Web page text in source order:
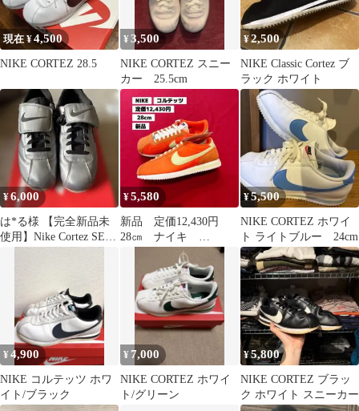
現在 ¥4,500
NIKE CORTEZ 28.5
¥3,500
NIKE CORTEZ スニー
カー 25.5cm
¥2,500
NIKE Classic Cortez ブ
ラック ホワイト
¥6,000
は*る様 【完全新品未
使用】Nike Cortez SEシ
¥5,580
新品 定価12,430円
28㎝ ナイキ
CORTEZ コルテッ
ツ スニーカー
¥5,500
NIKE CORTEZ ホワイ
ト ライトブルー 24cm
¥4,900
NIKE コルテッツ ホワ
イト/ブラック
¥ 7,000
NIKE CORTEZ ホワイ
ト/グリーン
¥5,800
NIKE CORTEZ ブラッ
ク ホワイト スニーカー